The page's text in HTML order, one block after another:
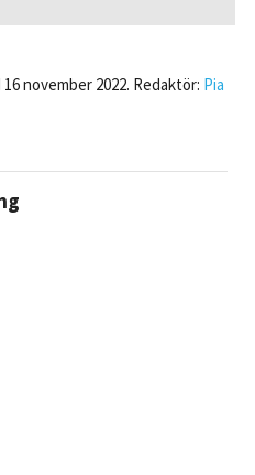
november 2022. Redaktör: Pia